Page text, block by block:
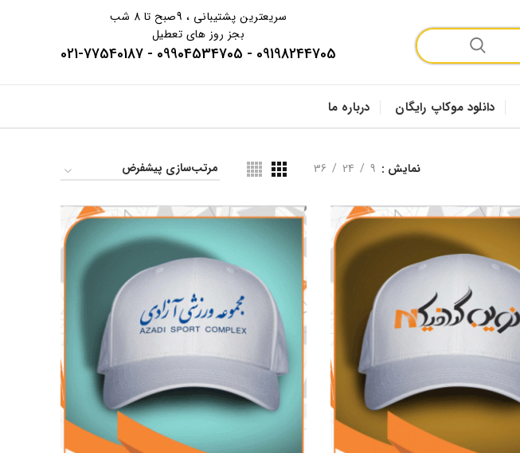
سریعترین پشتیبانی ، 9صبح تا 8 شب
بجز روز های تعطیل
09198244705 - 09904534705 - 021-77540187
دانلود موکاپ رایگان درباره ما
نمایش 9
24
36